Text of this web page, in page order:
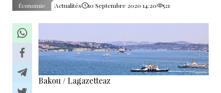
Économie Actualités 10 Septembre 2020 14:20 521
Bakou / Lagazetteaz